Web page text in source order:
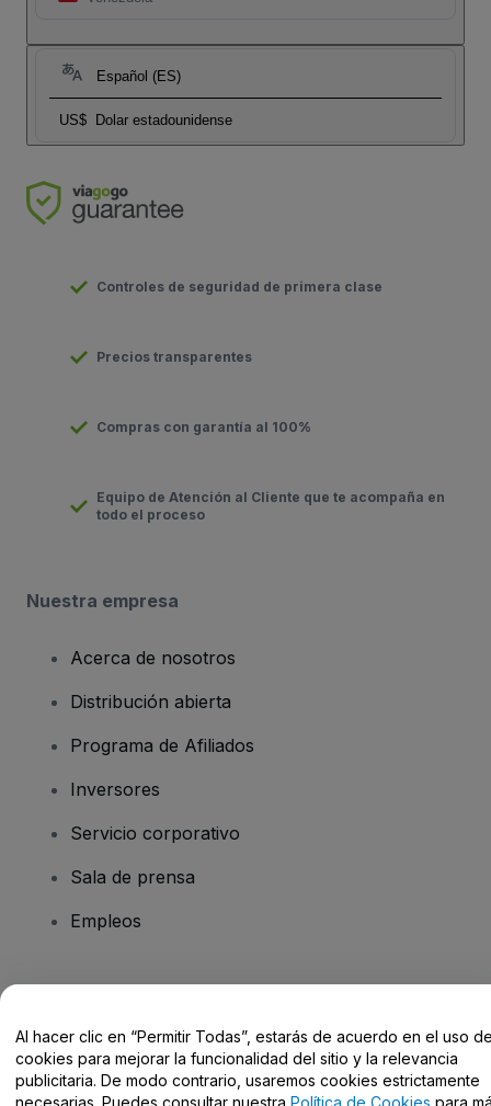
Español (ES)
US$ Dolar estadounidense
Controles de seguridad de primera clase
Precios transparentes
Compras con garantía al 100%
Equipo de Atención al Cliente que te acompaña en
todo el proceso
Nuestra empresa
Acerca de nosotros
Distribución abierta
Programa de Afiliados
Inversores
Servicio corporativo
Sala de prensa
Empleos
Centro de Ayuda / Contacto
Al hacer clic en “Permitir Todas”, estarás de acuerdo en el uso
cookies para mejorar la funcionalidad del sitio y la relevancia
publicitaria. De modo contrario, usaremos cookies estrictamente
necesarias. Puedes consultar nuestra Política de Cookies para